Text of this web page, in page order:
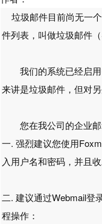
垃圾邮件目前尚无一
件列表，叫做垃圾邮件
我们的系统已经启用
来讲是垃圾邮件，但对
您在我公司的企业邮
一. 强烈建议您使用
入用户名和密码，并且
二. 建议通过Webmail登
程操作：